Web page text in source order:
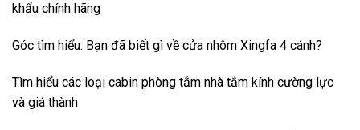
khẩu chính hãng
Góc tìm hiểu: Bạn đã biết gì về cửa nhôm Xingfa 4 cánh?
Tìm hiểu các loại cabin phòng tắm nhà tắm kính cường lực
và giá thành